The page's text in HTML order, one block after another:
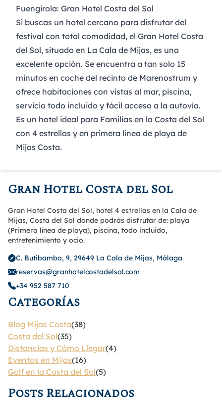
Fuengirola: Gran Hotel Costa del Sol
Si buscas un hotel cercano para disfrutar del
festival con total comodidad, el Gran Hotel Costa
del Sol, situado en La Cala de Mijas, es una
excelente opción. Se encuentra a tan solo 15
minutos en coche del recinto de Marenostrum y
ofrece habitaciones con vistas al mar, piscina,
servicio todo incluido y fácil acceso a la autovía.
Es un hotel ideal para Familias en la Costa del Sol
con 4 estrellas y en primera línea de playa de
Mijas Costa.
Gran Hotel Costa del Sol
Gran Hotel Costa del Sol, hotel 4 estrellas en la Cala de
Mijas, Costa del Sol donde podrás disfrutar de: playa
(Primera línea de playa), piscina, todo incluido,
entretenimiento y ocio.
C. Butibamba, 9, 29649 La Cala de Mijas, Málaga
reservas@granhotelcostadelsol.com
+34 952 587 710
Categorías
Blog Mijas Costa(38)
Costa del Sol(35)
Distancias y Cómo Llegar(4)
Eventos en Mijas(16)
Golf en la Costa del Sol(5)
Posts Relacionados